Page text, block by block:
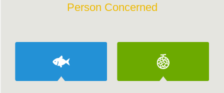
Person Concerned